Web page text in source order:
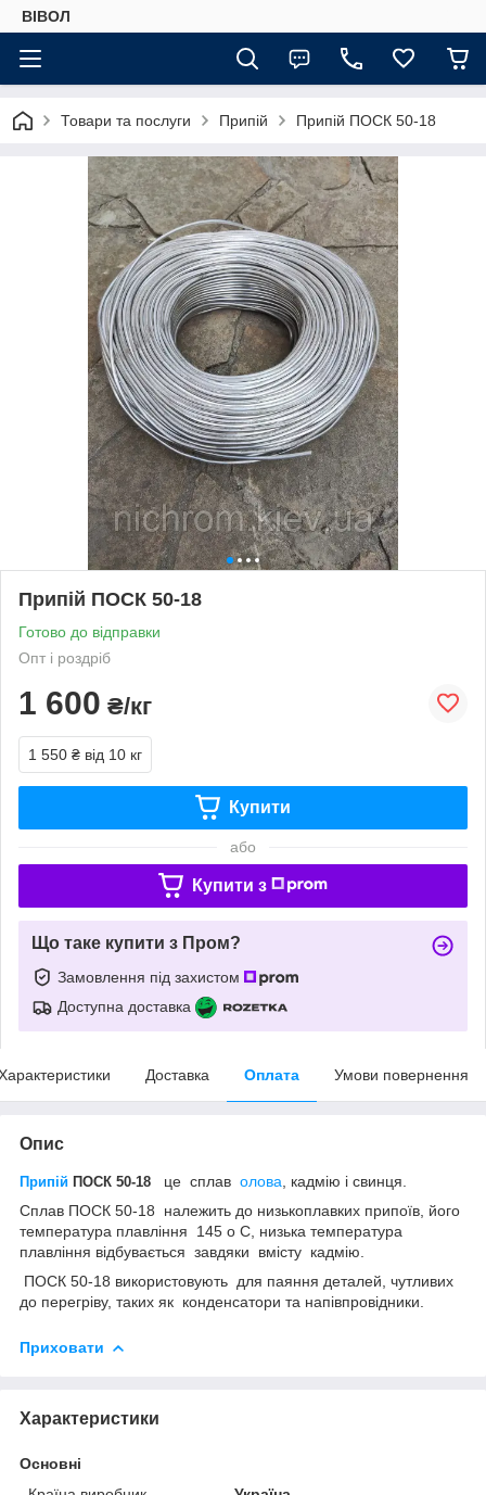
ВІВОЛ
Товари та послуги Припій Припій ПОСК 50-18
Припій ПОСК 50-18
Готово до відправки
Опт і роздріб
1 600 ₴/кг
1 550 ₴ від 10 кг
Купити
або
Купити з
Що таке купити з Пром?
Замовлення під захистом
Доступна доставка
Доставка Оплата Умови повернення
Опис
Припій ПОСК 50-18 це сплав олова , кадмію і свинця.
Сплав ПОСК 50-18 належить до низькоплавких припоїв, його
температура плавління 145 о С, низька температура
плавління відбувається завдяки вмісту кадмію.
ПОСК 50-18 використовують для паяння деталей, чутливих
до перегріву, таких як конденсатори та напівпровідники.
Приховати
Характеристики
Основні